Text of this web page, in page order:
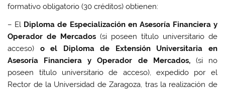
formativo obligatorio (30 créditos) obtienen:
– El Diploma de Especialización en Asesoría Financiera y
Operador de Mercados(si poseen título universitario de
acceso) o el Diploma de Extensión Universitaria en
Asesoría Financiera y Operador de Mercados,(si no
poseen título universitario de acceso), expedido por el
Rector de la Universidad de Zaragoza, tras la realización de